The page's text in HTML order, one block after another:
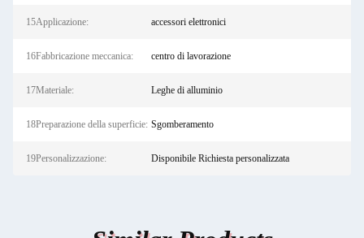
15Applicazione: accessori elettronici
16Fabbricazione meccanica: centro di lavorazione
17Materiale: Leghe di alluminio
18Preparazione della superficie: Sgomberamento
19Personalizzazione: Disponibile Richiesta personalizzata